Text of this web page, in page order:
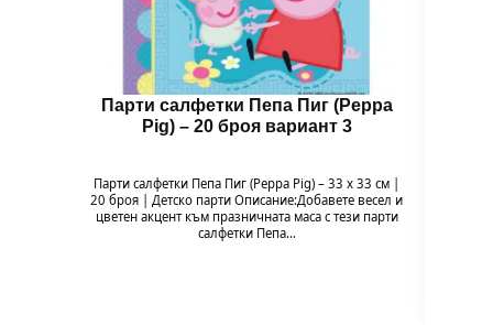
Парти салфетки Пепа Пиг (Peppa
Pig) – 20 броя вариант 3
Парти салфетки Пепа Пиг (Peppa Pig) – 33 x 33 см |
20 броя | Детско парти Описание:Добавете весел и
цветен акцент към празничната маса с тези парти
салфетки Пепа…